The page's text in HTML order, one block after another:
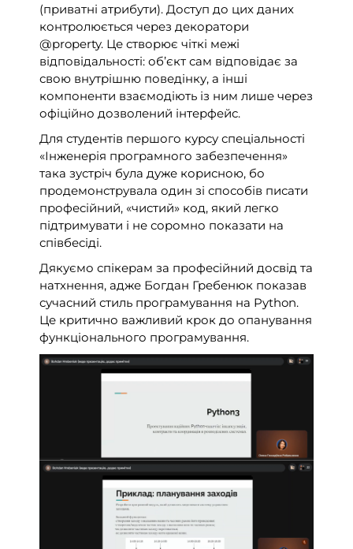
(приватні атрибути). Доступ до цих даних
контролюється через декоратори
@property. Це створює чіткі межі
відповідальності: об’єкт сам відповідає за
свою внутрішню поведінку, а інші
компоненти взаємодіють із ним лише через
офіційно дозволений інтерфейс.
Для студентів першого курсу спеціальності
«Інженерія програмного забезпечення»
така зустріч була дуже корисною, бо
продемонструвала один зі способів писати
професійний, «чистий» код, який легко
підтримувати і не соромно показати на
співбесіді.
Дякуємо спікерам за професійний досвід та
натхнення, адже Богдан Гребенюк показав
сучасний стиль програмування на Python.
Це критично важливий крок до опанування
функціонального програмування.